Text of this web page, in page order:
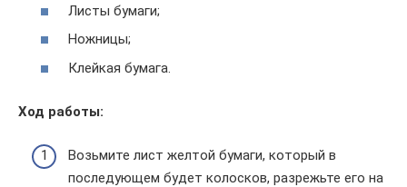
Листы бумаги;
Ножницы;
Клейкая бумага.
Ход работы:
Возьмите лист желтой бумаги, который в
последующем будет колосков, разрежьте его на